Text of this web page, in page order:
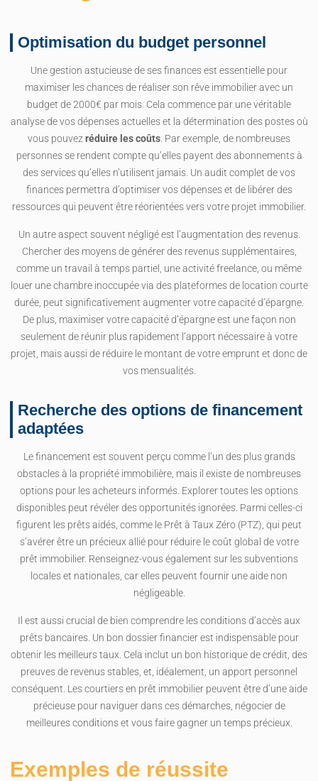
Optimisation du budget personnel
Une gestion astucieuse de ses finances est essentielle pour
maximiser les chances de réaliser son rêve immobilier avec un
budget de 2000€ par mois. Cela commence par une véritable
analyse de vos dépenses actuelles et la détermination des postes où
vous pouvezréduire les coûts. Par exemple, de nombreuses
personnes se rendent compte qu’elles payent des abonnements à
des services qu’elles n’utilisent jamais. Un audit complet de vos
finances permettra d’optimiser vos dépenses et de libérer des
ressources qui peuvent être réorientées vers votre projet immobilier.
Un autre aspect souvent négligé est l’augmentation des revenus.
Chercher des moyens de générer des revenus supplémentaires,
comme un travail à temps partiel, une activité freelance, ou même
louer une chambre inoccupée via des plateformes de location courte
durée, peut significativement augmenter votre capacité d’épargne.
De plus, maximiser votre capacité d’épargne est une façon non
seulement de réunir plus rapidement l’apport nécessaire à votre
projet, mais aussi de réduire le montant de votre emprunt et donc de
vos mensualités.
Recherche des options de financement
adaptées
Le financement est souvent perçu comme l’un des plus grands
obstacles à la propriété immobilière, mais il existe de nombreuses
options pour les acheteurs informés. Explorer toutes les options
disponibles peut révéler des opportunités ignorées. Parmi celles-ci
figurent les prêts aidés, comme le Prêt à Taux Zéro (PTZ), qui peut
s’avérer être un précieux allié pour réduire le coût global de votre
prêt immobilier. Renseignez-vous également sur les subventions
locales et nationales, car elles peuvent fournir une aide non
négligeable.
Il est aussi crucial de bien comprendre les conditions d’accès aux
prêts bancaires. Un bon dossier financier est indispensable pour
obtenir les meilleurs taux. Cela inclut un bon historique de crédit, des
preuves de revenus stables, et, idéalement, un apport personnel
conséquent. Les courtiers en prêt immobilier peuvent être d’une aide
précieuse pour naviguer dans ces démarches, négocier de
meilleures conditions et vous faire gagner un temps précieux.
Exemples de réussite